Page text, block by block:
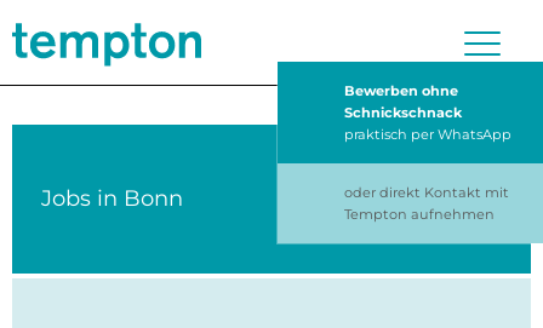
Bewerben ohne
Schnickschnack
praktisch per WhatsApp
oder direkt Kontakt mit
Tempton aufnehmen
Jobs in Bonn